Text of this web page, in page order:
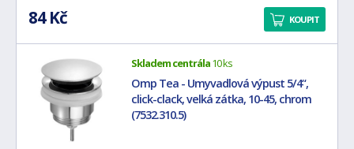
84 Kč KOUPIT
Skladem centrála10 ks
Omp Tea - Umyvadlová výpust 5/4“,
click-clack, velká zátka, 10-45, chrom
(7532.310.5)